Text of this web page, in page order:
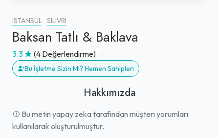
İSTANBUL SILIVRI
Baksan Tatlı & Baklava
3.3 (4 Değerlendirme)
Bu İşletme Sizin Mi? Hemen Sahiplen
Hakkımızda
Bu metin yapay zeka tarafından müşteri yorumları
kullanılarak oluşturulmuştur.